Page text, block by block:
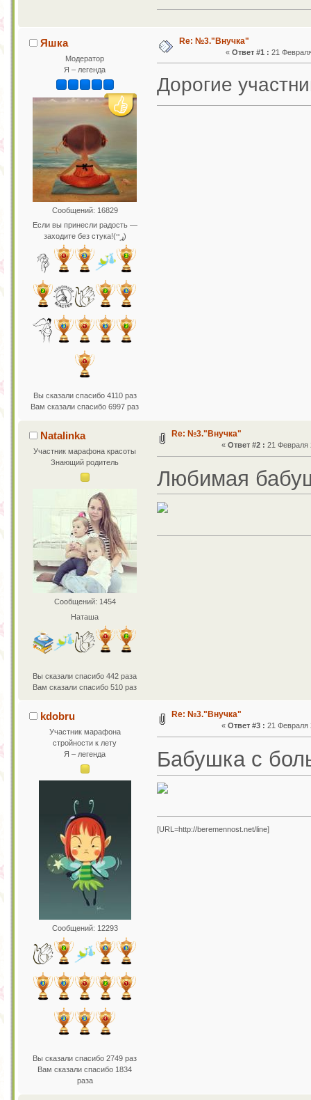
Яшка
Модератор
Я – легенда
Сообщений: 16829
Если вы принесли радость —
заходите без стука!(ړײ)
Вы сказали спасибо 4110 раз
Вам сказали спасибо 6997 раз
Re: №3."Внучка"
« Ответ #1 : 21
Дорогие
Natalinka
Участник марафона красоты
Знающий родитель
Сообщений: 1454
Наташа
Вы сказали спасибо 442 раза
Вам сказали спасибо 510 раз
Re: №3."Внучка"
«Ответ #2 : 21 Февраля
Любимая
kdobru
Участник марафона
стройности к лету
Я – легенда
Сообщений: 12293
Вы сказали спасибо 2749 раз
Вам сказали спасибо 1834
раза
Re: №3."Внучка"
«Ответ #3 : 21 Февраля
Бабушка с
[URL=http://beremennost.net/line]